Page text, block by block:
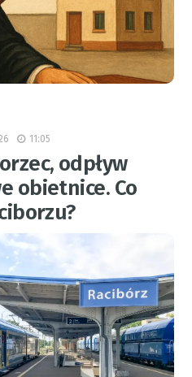
11:05
odpływ
obietnice. Co